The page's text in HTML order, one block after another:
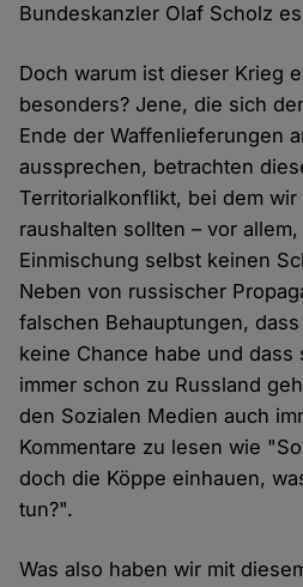
Bundeskanzler Olaf Scholz
Doch warum ist dieser Krieg
besonders? Jene, die sich
Ende der Waffenlieferungen
aussprechen, betrachten
Territorialkonflikt, bei dem wir
raushalten sollten – vor
Einmischung selbst keinen
Neben von russischer
falschen Behauptungen,
keine Chance habe und
immer schon zu Russland
den Sozialen Medien auch
Kommentare zu lesen wie
doch die Köppe einhauen,
tun?".
Was also haben wir mit